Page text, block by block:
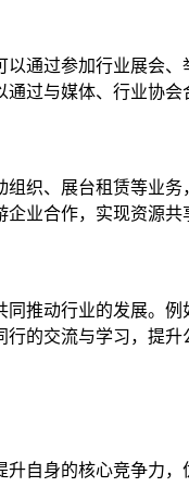
通过参加行业展会、
过与媒体、行业协会
织、展台租赁等业
业合作，实现资源共
推动行业的发展。
的交流与学习，提
自身的核心竞争力